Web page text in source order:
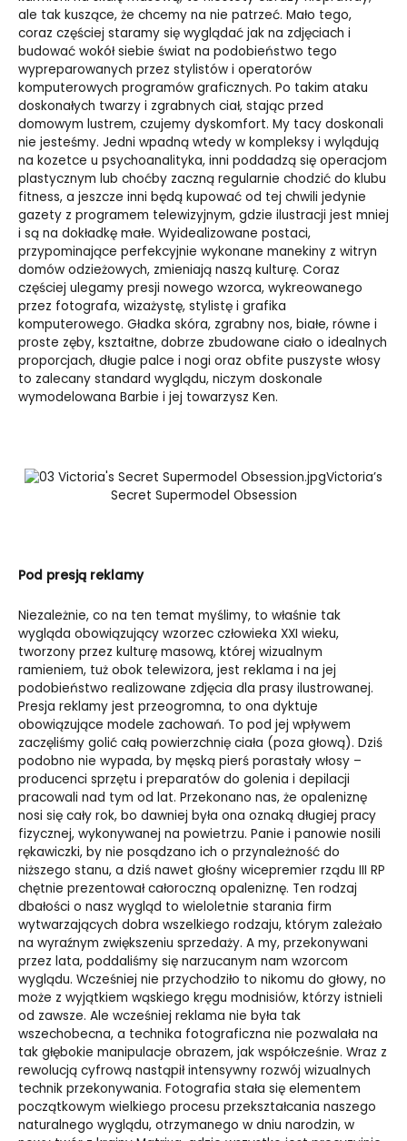
ale tak kuszące, że chcemy na nie patrzeć. Mało tego,
coraz częściej staramy się wyglądać jak na zdjęciach i
budować wokół siebie świat na podobieństwo tego
wypreparowanych przez stylistów i operatorów
komputerowych programów graficznych. Po takim ataku
doskonałych twarzy i zgrabnych ciał, stając przed
domowym lustrem, czujemy dyskomfort. My tacy doskonali
nie jesteśmy. Jedni wpadną wtedy w kompleksy i wylądują
na kozetce u psychoanalityka, inni poddadzą się operacjom
plastycznym lub choćby zaczną regularnie chodzić do klubu
fitness, a jeszcze inni będą kupować od tej chwili jedynie
gazety z programem telewizyjnym, gdzie ilustracji jest mniej
i są na dokładkę małe. Wyidealizowane postaci,
przypominające perfekcyjnie wykonane manekiny z witryn
domów odzieżowych, zmieniają naszą kulturę. Coraz
częściej ulegamy presji nowego wzorca, wykreowanego
przez fotografa, wizażystę, stylistę i grafika
komputerowego. Gładka skóra, zgrabny nos, białe, równe i
proste zęby, kształtne, dobrze zbudowane ciało o idealnych
proporcjach, długie palce i nogi oraz obfite puszyste włosy
to zalecany standard wyglądu, niczym doskonale
wymodelowana Barbie i jej towarzysz Ken.
Victoria’s
Secret Supermodel Obsession
Pod presją reklamy
Niezależnie, co na ten temat myślimy, to właśnie tak
wygląda obowiązujący wzorzec człowieka XXI wieku,
tworzony przez kulturę masową, której wizualnym
ramieniem, tuż obok telewizora, jest reklama i na jej
podobieństwo realizowane zdjęcia dla prasy ilustrowanej.
Presja reklamy jest przeogromna, to ona dyktuje
obowiązujące modele zachowań. To pod jej wpływem
zaczęliśmy golić całą powierzchnię ciała (poza głową). Dziś
podobno nie wypada, by męską pierś porastały włosy –
producenci sprzętu i preparatów do golenia i depilacji
pracowali nad tym od lat. Przekonano nas, że opaleniznę
nosi się cały rok, bo dawniej była ona oznaką długiej pracy
fizycznej, wykonywanej na powietrzu. Panie i panowie nosili
rękawiczki, by nie posądzano ich o przynależność do
niższego stanu, a dziś nawet głośny wicepremier rządu III RP
chętnie prezentował całoroczną opaleniznę. Ten rodzaj
dbałości o nasz wygląd to wieloletnie starania firm
wytwarzających dobra wszelkiego rodzaju, którym zależało
na wyraźnym zwiększeniu sprzedaży. A my, przekonywani
przez lata, poddaliśmy się narzucanym nam wzorcom
wyglądu. Wcześniej nie przychodziło to nikomu do głowy, no
może z wyjątkiem wąskiego kręgu modnisiów, którzy istnieli
od zawsze. Ale wcześniej reklama nie była tak
wszechobecna, a technika fotograficzna nie pozwalała na
tak głębokie manipulacje obrazem, jak współcześnie. Wraz z
rewolucją cyfrową nastąpił intensywny rozwój wizualnych
technik przekonywania. Fotografia stała się elementem
początkowym wielkiego procesu przekształcania naszego
naturalnego wyglądu, otrzymanego w dniu narodzin, w